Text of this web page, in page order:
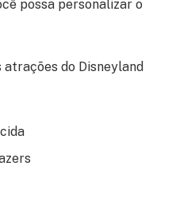
possa personalizar o
do Disneyland